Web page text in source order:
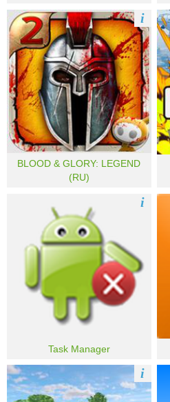
BLOOD & GLORY: LEGEND
(RU)
i
Task Manager
i
i